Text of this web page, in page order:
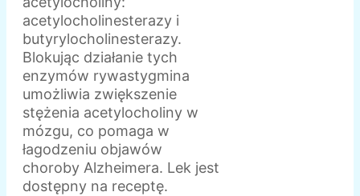
acetylocholinesterazy i
butyrylocholinesterazy.
Blokując działanie tych
enzymów rywastygmina
umożliwia zwiększenie
stężenia acetylocholiny w
mózgu, co pomaga w
łagodzeniu objawów
choroby Alzheimera. Lek jest
dostępny na receptę.